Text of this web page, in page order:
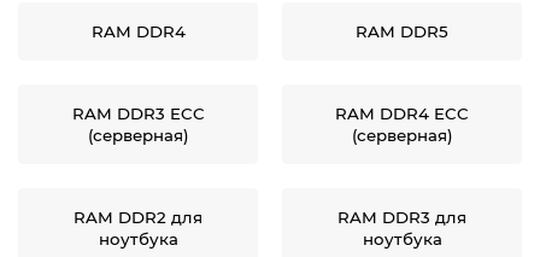
RAM DDR4 RAM DDR5
RAM DDR3 ECC
(серверная)
RAM DDR4 ECC
(серверная)
RAM DDR2 для
ноутбука
RAM DDR3 для
ноутбука